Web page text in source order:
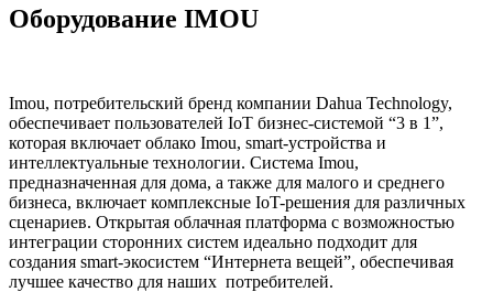
Оборудование IMOU
Imou, потребительский бренд компании Dahua Technology,
обеспечивает пользователей IoT бизнес-системой “3 в 1”,
которая включает облако Imou, smart-устройства и
интеллектуальные технологии. Система Imou,
предназначенная для дома, а также для малого и среднего
бизнеса, включает комплексные IoT-решения для различных
сценариев. Открытая облачная платформа с возможностью
интеграции сторонних систем идеально подходит для
создания smart-экосистем “Интернета вещей”, обеспечивая
лучшее качество для наших потребителей.